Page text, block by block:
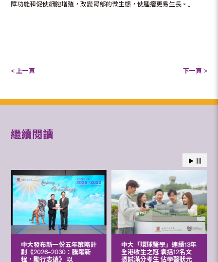
障功能和促使細胞增殖，改變胃部的微生態，使腫瘤更易生長。」
< 上一頁 下一頁 >
繼續閱讀
中大發布新一份五年策略計
劃《2026‒2030：騰躍新
程，勵行志遠》 以
中大「環球醫學」連續13年
全港收生之冠 囊括12名文
憑試滿分考生 佔學醫狀元